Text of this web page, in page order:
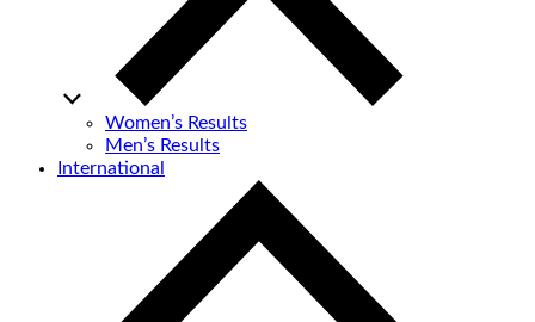
Women’s Results
Men’s Results
International